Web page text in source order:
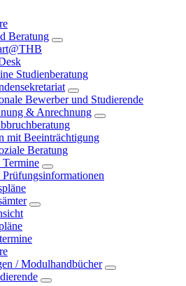
Beratung
Studienberatung
Bewerber und Studierende
& Anrechnung
mit Beeinträchtigung
Beratung
/ Modulhandbücher